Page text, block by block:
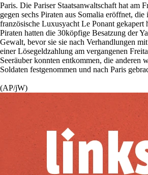
Paris. Die Pariser Staatsanwaltschaft hat am
gegen sechs Piraten aus Somalia eröffnet,
französische Luxusyacht Le Ponant gekapert
Piraten hatten die 30köpfige Besatzung der
Gewalt, bevor sie sie nach Verhandlungen
einer Lösegeldzahlung am vergangenen
Seeräuber konnten entkommen, die anderen
Soldaten festgenommen und nach Paris
(AP/jW)